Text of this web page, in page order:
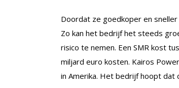
Doordat ze goedkoper en
Zo kan het bedrijf het steeds
risico te nemen. Een SMR kost
miljard euro kosten. Kairos
in Amerika. Het bedrijf hoopt dat